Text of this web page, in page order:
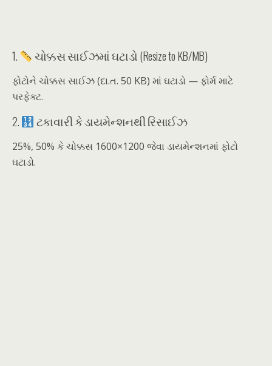
1. ચોક્કસ સાઈઝમાં ઘટાડો (Resize to KB/MB)
ફોટોને ચોક્કસ સાઈઝ (દા.ત. 50 KB) માં ઘટાડો — ફોર્મ માટે
પરફેક્ટ.
2. ટકાવારી કે ડાયમેન્શનથી રિસાઈઝ
25%, 50% કે ચોક્કસ 1600×1200 જેવા ડાયમેન્શનમાં ફોટો
ઘટાડો.